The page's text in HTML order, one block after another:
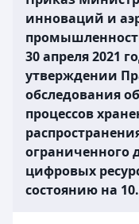
инноваций и
30 апреля 2021
утверждении
обследования
процессов
ограниченного
цифровых
состоянию на